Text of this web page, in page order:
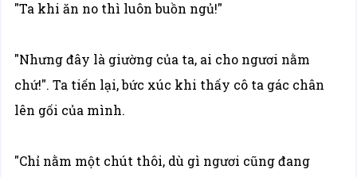
"Ta khi ăn no thì luôn buồn ngủ!"
"Nhưng đây là giường của ta, ai cho ngươi nằm
chứ!". Ta tiến lại, bức xúc khi thấy cô ta gác chân
lên gối của mình.
"Chỉ nằm một chút thôi, dù gì ngươi cũng đang